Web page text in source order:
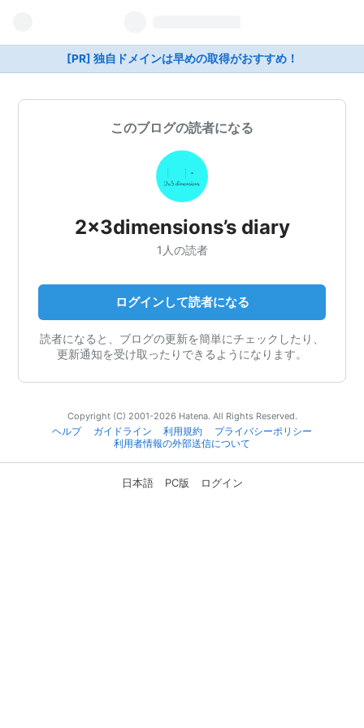
[PR] 独自ドメインは早めの取得がおすすめ！
このブログの読者になる
2x3dimensions’s diary
1人の読者
ログインして読者になる
読者になると、ブログの更新を簡単にチェックしたり、
更新通知を受け取ったりできるようになります。
Copyright (C) 2001-2026 Hatena. All Rights Reserved.
ヘルプ
ガイドライン 利用規約
プライバシーポリシー
利用者情報の外部送信について
日本語 PC版 ログイン